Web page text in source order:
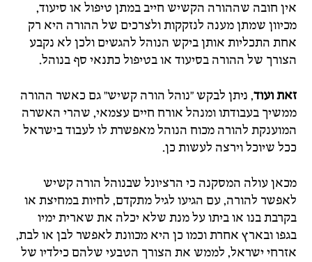
אין חובה שההורה הקשיש חייב במתן טיפול או סיעוד,
מכיוון שמתן מענה לנזקקות ולצרכים של ההורה היא רק
אחת התכליות אותן ביקש הנוהל להגשים ולכן לא נקבע
הצורך של ההורה בסיעוד או בטיפול כתנאי סף בנוהל.
זאת ועוד, ניתן לבקש "נוהל הורה קשיש" גם כאשר ההורה
ממשיך בעבודתו ומנהל אורח חיים עצמאי, שהרי האשרה
המוענקת להורה מכוח הנוהל מאפשרת לו לעבוד בישראל
ככל שיוכל וירצה לעשות כן.
מכאן עולה המסקנה כי הרציונל שבנוהל הורה קשיש
לאפשר להורה, עם הגיעו לגיל מתקדם, לחיות במחיצת או
בקרבת בנו או ביתו על מנת שלא יכלה את שארית ימיו
בגפו ובארץ אחרת וכמו כן היא מכוונת לאפשר לבן או לבת,
אזרחי ישראל, לממש את הצורך הטבעי שלהם כילדיו של